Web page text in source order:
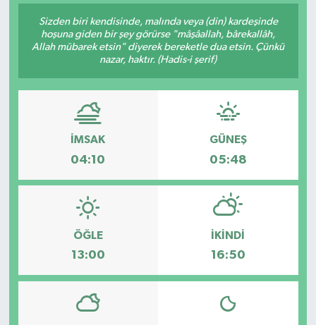
Sizden biri kendisinde, malında veya (din) kardeşinde
hoşuna giden bir şey görürse "mâşâallah, bârekallâh,
Allah mübarek etsin" diyerek bereketle dua etsin. Çünkü
nazar, haktır. (Hadis-i şerif)
İMSAK
04:10
GÜNEŞ
05:48
ÖĞLE
13:00
İKINDI
16:50
Haber Arşivi